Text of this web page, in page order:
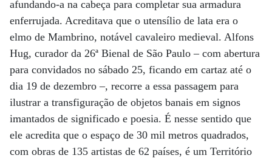
afundando-a na cabeça para completar sua armadura
enferrujada. Acreditava que o utensílio de lata era o
elmo de Mambrino, notável cavaleiro medieval. Alfons
Hug, curador da 26ª Bienal de São Paulo – com abertura
para convidados no sábado 25, ficando em cartaz até o
dia 19 de dezembro –, recorre a essa passagem para
ilustrar a transfiguração de objetos banais em signos
imantados de significado e poesia. É nesse sentido que
ele acredita que o espaço de 30 mil metros quadrados,
com obras de 135 artistas de 62 países, é um Território